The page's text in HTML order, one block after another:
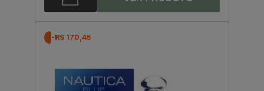
-R$ 170,45